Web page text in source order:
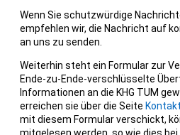
Wenn Sie schutzwürdige
empfehlen wir, die Nachricht auf
an uns zu senden.
Weiterhin steht ein Formular zur
Ende-zu-Ende-verschlüsselte
Informationen an die KHG TUM
erreichen sie über die Seite Kontakt
mit diesem Formular verschickt,
mitgelesen werden, so wie dies bei